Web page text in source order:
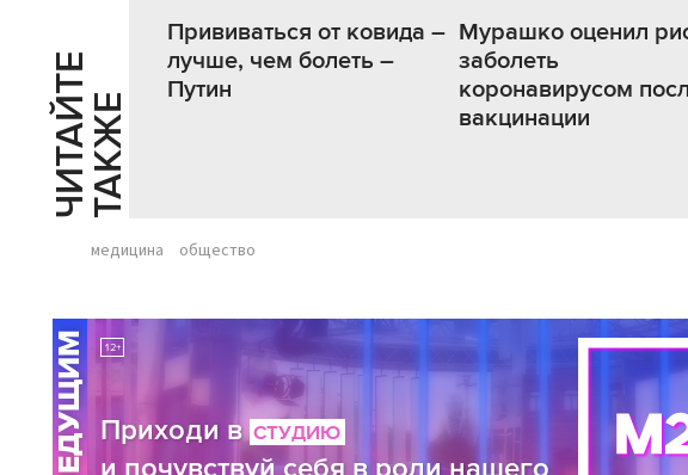
Ч
И
Т
АЙ
Т
Е
Т
А
К
ЖЕ
Прививаться от ковида –
лучше, чем болеть –
Путин
Мурашко оценил
заболеть
коронавирусом
вакцинации
медицина общество